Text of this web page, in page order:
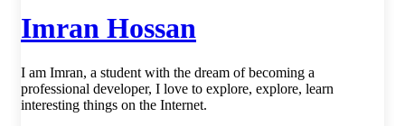
Imran Hossan
I am Imran, a student with the dream of becoming a
professional developer, I love to explore, explore, learn
interesting things on the Internet.